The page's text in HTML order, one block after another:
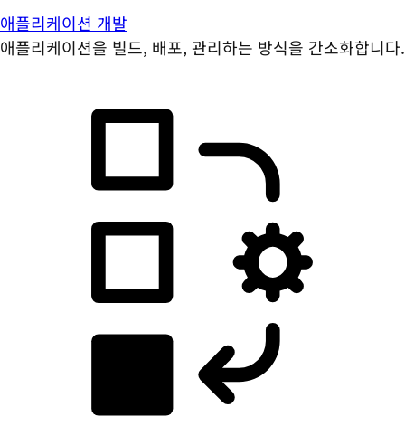
애플리케이션 개발
애플리케이션을 빌드, 배포, 관리하는 방식을 간소화합니다.